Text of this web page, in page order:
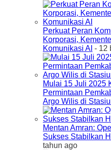
Perkuat Peran
Korporasi,
Komunikasi AI - 12
Mulai 15 Juli 2025
Permintaan
Argo Wilis di
Mentan Amran:
Sukses Stabilkan
tahun ago